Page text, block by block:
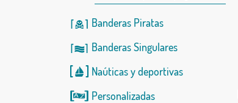
Banderas Piratas
Banderas Singulares
Naúticasydeportivas
Personalizadas